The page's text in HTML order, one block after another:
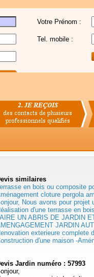
Votre Prénom :
Tel. mobile :
similaires
en bois ou composite
cloture pergola
Nous avons pour projet
d'une terrasse en
UN ABRIS DE JARDIN
JARDIN
exterieure complete
d'une maison -
Jardin numéro : 57993